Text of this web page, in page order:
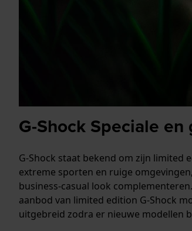
G-Shock Speciale
G-Shock staat bekend om zijn limited
extreme sporten en ruige
business-casual look
aanbod van limited edition G-Shock
uitgebreid zodra er nieuwe modellen